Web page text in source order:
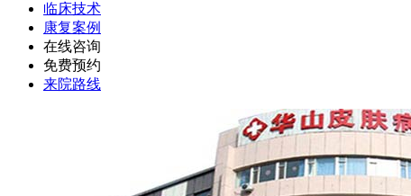
临床技术
康复案例
在线咨询
免费预约
来院路线